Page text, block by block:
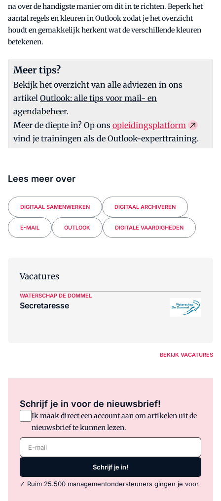
na over de handigste manier om dit in te richten. Beperk het
aantal regels en kleuren in Outlook zodat je het overzicht
houdt en gemakkelijk herkent wat de verschillende kleuren
betekenen.
Meer tips?
Bekijk het overzicht van alle adviezen in ons
artikel Outlook: alle tips voor mail- en
agendabeheer.
Meer de diepte in? Op ons opleidingsplatform
vind je trainingen als de Outlook-experttraining.
Lees meer over
DIGITAAL SAMENWERKEN DIGITAAL ARCHIVEREN
E-MAIL OUTLOOK DIGITALE VAARDIGHEDEN
Vacatures
WATERSCHAP DE DOMMEL
Secretaresse
BEKIJK VACATURES
Schrijf je in voor de nieuwsbrief!
Ik maak direct een account aan om artikelen uit de
nieuwsbrief te kunnen lezen.
E-mail
Schrijf je in!
✓ Ruim 25.500 managementondersteuners gingen je voor